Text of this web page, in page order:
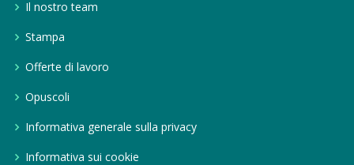
Il nostro team
Stampa
Offerte di lavoro
Opuscoli
Informativa generale sulla privacy
Informativa sui cookie